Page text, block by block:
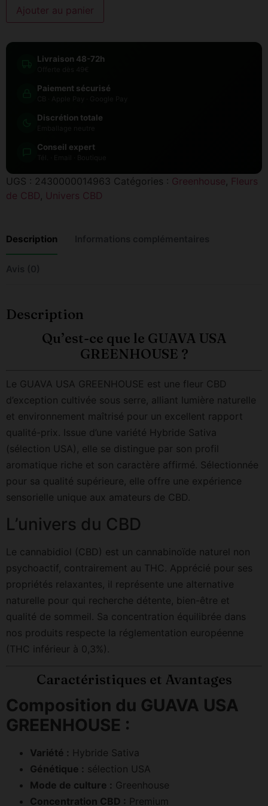
Ajouter au panier
Livraison 48-72h
Paiement sécurisé
Discrétion totale
Conseil expert
UGS : 2430000014963 Catégories : Greenhouse, Fleurs
de CBD, Univers CBD
Description
Description
Qu’est-ce que le GUAVA USA
GREENHOUSE ?
Le GUAVA USA GREENHOUSE est une fleur CBD
d’exception cultivée sous serre, alliant lumière naturelle
et environnement maîtrisé pour un excellent rapport
qualité-prix. Issue d’une variété Hybride Sativa
(sélection USA), elle se distingue par son profil
aromatique riche et son caractère affirmé. Sélectionnée
pour sa qualité supérieure, elle offre une expérience
sensorielle unique aux amateurs de CBD.
L’univers du CBD
Le cannabidiol (CBD) est un cannabinoïde naturel non
psychoactif, contrairement au THC. Apprécié pour ses
propriétés relaxantes, il représente une alternative
naturelle pour qui recherche détente, bien-être et
qualité de sommeil. Sa concentration équilibrée dans
nos produits respecte la réglementation européenne
(THC inférieur à 0,3%).
Caractéristiques et Avantages
Composition du GUAVA USA
GREENHOUSE :
Variété : Hybride Sativa
Génétique : sélection USA
Mode de culture : Greenhouse
Concentration CBD : Premium